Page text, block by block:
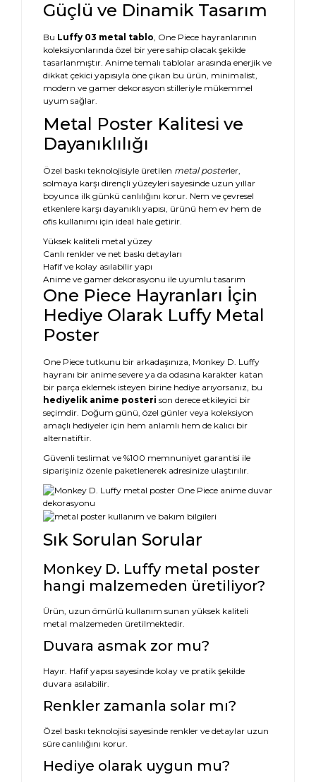
Güçlü ve Dinamik Tasarım
Bu Luffy 03 metal tablo, One Piece hayranlarının
koleksiyonlarında özel bir yere sahip olacak şekilde
tasarlanmıştır. Anime temalı tablolar arasında enerjik ve
dikkat çekici yapısıyla öne çıkan bu ürün, minimalist,
modern ve gamer dekorasyon stilleriyle mükemmel
uyum sağlar.
Metal Poster Kalitesi ve
Dayanıklılığı
Özel baskı teknolojisiyle üretilen metal posterler,
solmaya karşı dirençli yüzeyleri sayesinde uzun yıllar
boyunca ilk günkü canlılığını korur. Nem ve çevresel
etkenlere karşı dayanıklı yapısı, ürünü hem ev hem de
ofis kullanımı için ideal hale getirir.
Yüksek kaliteli metal yüzey
Canlı renkler ve net baskı detayları
Hafif ve kolay asılabilir yapı
Anime ve gamer dekorasyonu ile uyumlu tasarım
One Piece Hayranları İçin
Hediye Olarak Luffy Metal
Poster
One Piece tutkunu bir arkadaşınıza, Monkey D. Luffy
hayranı bir anime severe ya da odasına karakter katan
bir parça eklemek isteyen birine hediye arıyorsanız, bu
hediyelik anime posteri son derece etkileyici bir
seçimdir. Doğum günü, özel günler veya koleksiyon
amaçlı hediyeler için hem anlamlı hem de kalıcı bir
alternatiftir.
Güvenli teslimat ve %100 memnuniyet garantisi ile
siparişiniz özenle paketlenerek adresinize ulaştırılır.
Sık Sorulan Sorular
Monkey D. Luffy metal poster
hangi malzemeden üretiliyor?
Ürün, uzun ömürlü kullanım sunan yüksek kaliteli
metal malzemeden üretilmektedir.
Duvara asmak zor mu?
Hayır. Hafif yapısı sayesinde kolay ve pratik şekilde
duvara asılabilir.
Renkler zamanla solar mı?
Özel baskı teknolojisi sayesinde renkler ve detaylar uzun
süre canlılığını korur.
Hediye olarak uygun mu?